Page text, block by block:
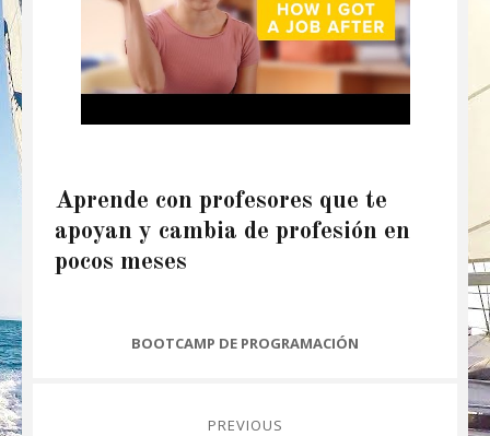
Aprende con profesores que te
apoyan y cambia de profesión en
pocos meses
CATEGORIES
BOOTCAMP DE PROGRAMACIÓN
PREVIOUS